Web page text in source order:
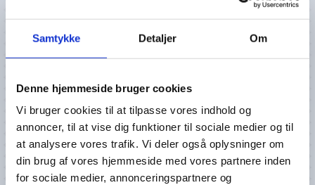
Samtykke Detaljer Om
Denne hjemmeside bruger cookies
Vi bruger cookies til at tilpasse vores indhold og
annoncer, til at vise dig funktioner til sociale medier og til
at analysere vores trafik. Vi deler også oplysninger om
din brug af vores hjemmeside med vores partnere inden
for sociale medier, annonceringspartnere og
pålægger nye belægninger, så dine
bremser er så gode som nye.
et omfattende lager af nye
belægninger, tromler og bakker, hvilket
sikrer hurtig service.
📞Kontakt Bremseafdelingen